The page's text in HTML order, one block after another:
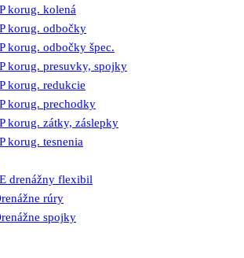
korug. kolená
korug. odbočky
korug. odbočky špec.
korug. presuvky, spojky
korug. redukcie
korug. prechodky
korug. zátky, záslepky
korug. tesnenia
drenážny flexibil
rúry
spojky